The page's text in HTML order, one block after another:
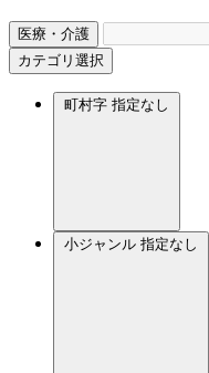
医療・介護
カテゴリ選択
町村字 指定なし
小ジャンル 指定なし